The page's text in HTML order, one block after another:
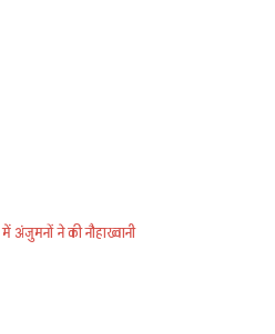
अंजुमनों ने की नौहाख्वानी